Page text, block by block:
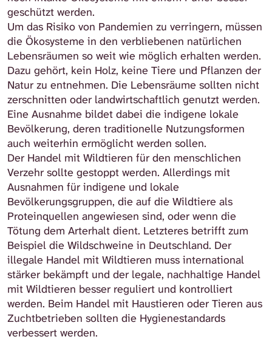
geschützt werden.
Um das Risiko von Pandemien zu verringern, müssen
die Ökosysteme in den verbliebenen natürlichen
Lebensräumen so weit wie möglich erhalten werden.
Dazu gehört, kein Holz, keine Tiere und Pflanzen der
Natur zu entnehmen. Die Lebensräume sollten nicht
zerschnitten oder landwirtschaftlich genutzt werden.
Eine Ausnahme bildet dabei die indigene lokale
Bevölkerung, deren traditionelle Nutzungsformen
auch weiterhin ermöglicht werden sollen.
Der Handel mit Wildtieren für den menschlichen
Verzehr sollte gestoppt werden. Allerdings mit
Ausnahmen für indigene und lokale
Bevölkerungsgruppen, die auf die Wildtiere als
Proteinquellen angewiesen sind, oder wenn die
Tötung dem Arterhalt dient. Letzteres betrifft zum
Beispiel die Wildschweine in Deutschland. Der
illegale Handel mit Wildtieren muss international
stärker bekämpft und der legale, nachhaltige Handel
mit Wildtieren besser reguliert und kontrolliert
werden. Beim Handel mit Haustieren oder Tieren aus
Zuchtbetrieben sollten die Hygienestandards
verbessert werden.